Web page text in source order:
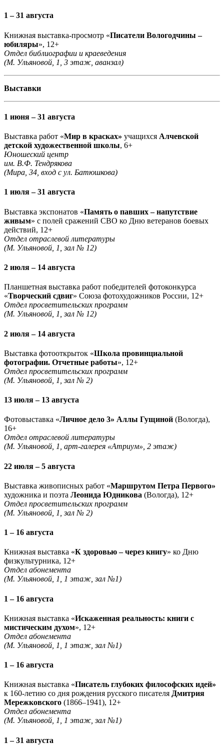
1 – 31 августа
Книжная выставка-просмотр «Писатели Вологодчины –
юбиляры», 12+
Отдел библиографии и краеведения
(М. Ульяновой, 1, 3 этаж, аванзал)
Выставки
1 июня – 31 августа
Выставка работ «Мир в красках» учащихся Алчевской
детской художественной школы, 6+
Юношеский центр
им. В.Ф. Тендрякова
(Мира, 34, вход с ул. Батюшкова)
1 июля – 31 августа
Выставка экспонатов «Память о павших – напутствие
живым» с полей сражений СВО ко Дню ветеранов боевых
действий, 12+
Отдел отраслевой литературы
(М. Ульяновой, 1, зал № 12)
2 июля – 14 августа
Планшетная выставка работ победителей фотоконкурса
«Творческий сдвиг» Союза фотохудожников России, 12+
Отдел просветительских программ
(М. Ульяновой, 1, зал № 12)
2 июля – 14 августа
Выставка фотооткрыток «Школа провинциальной
фотографии. Отчетные работы», 12+
Отдел просветительских программ
(М. Ульяновой, 1, зал № 2)
13 июля – 13 августа
Фотовыставка «Личное дело 3» Аллы Гущиной (Вологда),
16+
Отдел отраслевой литературы
(М. Ульяновой, 1, арт-галерея «Атриум», 2 этаж)
22 июля – 5 августа
Выставка живописных работ «Маршрутом Петра Первого»
художника и поэта Леонида Юдникова (Вологда), 12+
Отдел просветительских программ
(М. Ульяновой, 1, зал № 2)
1 – 16 августа
Книжная выставка «К здоровью – через книгу» ко Дню
физкультурника, 12+
Отдел абонемента
(М. Ульяновой, 1, 1 этаж, зал №1)
1 – 16 августа
Книжная выставка «Искаженная реальность: книги с
мистическим духом», 12+
Отдел абонемента
(М. Ульяновой, 1, 1 этаж, зал №1)
1 – 16 августа
Книжная выставка «Писатель глубоких философских идей»
к 160-летию со дня рождения русского писателя Дмитрия
Мережковского (1866–1941), 12+
Отдел абонемента
(М. Ульяновой, 1, 1 этаж, зал №1)
1 – 31 августа